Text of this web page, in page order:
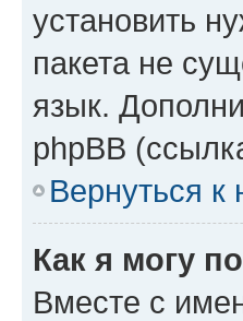
установить
пакета не
язык.
phpBB
Вернуться к
Как я могу
Вместе с